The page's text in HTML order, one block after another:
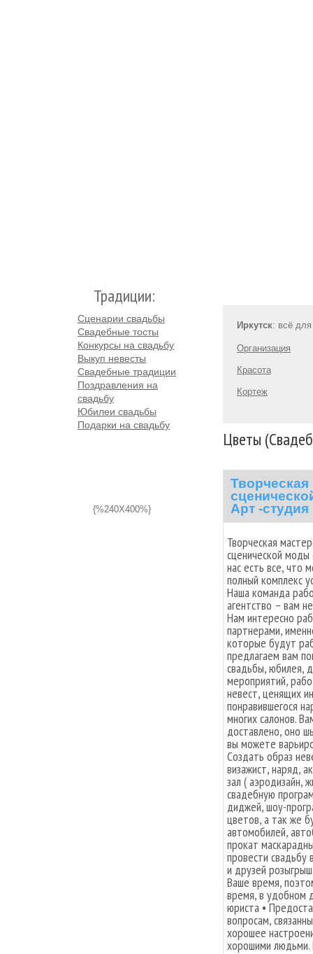
Традиции:
Сценарии свадьбы
Свадебные тосты
Конкурсы на свадьбу
Выкуп невесты
Свадебные традиции
Поздравления на
свадьбу
Юбилеи свадьбы
Подарки на свадьбу
{%240X400%}
Иркутск: всё
Организация
Красота
Кортеж
Цветы
Арт -студия
Творческая
сценической
нас есть все, что
полный комплекс
Наша команда
агентство – вам
Нам интересно
партнерами,
которые будут
предлагаем вам
свадьбы, юбилея,
мероприятий,
невест, ценящих
понравившегося
многих салонов.
доставлено, оно
вы можете
Создать образ
визажист, наряд,
зал ( аэродизайн,
свадебную
диджей, шоу-
цветов, а так же
автомобилей,
прокат
провести
и друзей
Ваше время,
время, в удобном
юриста •
вопросам,
хорошее
хорошими